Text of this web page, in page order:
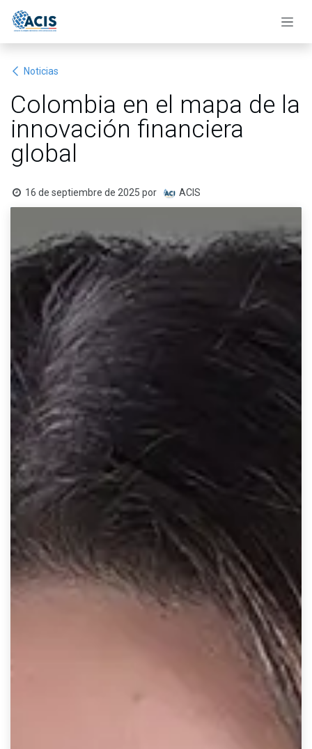
Noticias
Colombia en el mapa de la
innovación financiera
global
16 de septiembre de 2025 por ACIS